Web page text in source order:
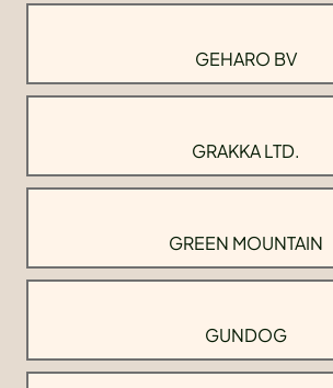
GEHARO BV
GRAKKA LTD.
GREEN MOUNTAIN
GUNDOG